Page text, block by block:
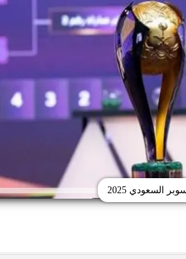
السعودي 2025